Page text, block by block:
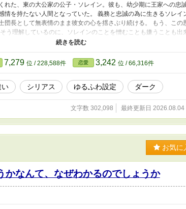
れた、東の大公家の公子・ソレイン。彼も、幼少期に王家への忠
情を持たない人間となっていた。 義務と忠誠の為に生きるソレイ
団長として無表情のまま彼女の心を揺さぶり続ける。 もう、この
う理解しているのに、ソレインのことを憎むことも嫌うことも出
残酷・暴力的な表現があります。苦手な方はご注意ください。 ※
ていますが、お目汚しもあるかと思います。ご容赦くださいま
7,279 位 / 228,588件 恋愛 3,242 位 / 66,316件
い シリアス ゆるふわ設定 ダーク
文字数 302,098 最終更新日 2026.08.04
お気に
かなんて、なぜわかるのでしょうか